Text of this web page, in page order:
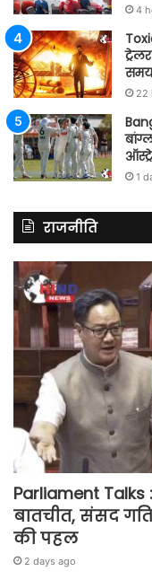
4
समय
22
1
राजनीति
Parliament
बातचीत, संसद
की पहल
2 days ago